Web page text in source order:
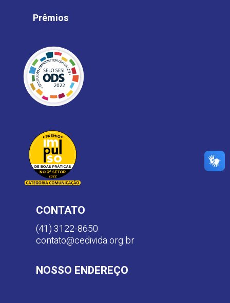
Prêmios
CONTATO
(41) 3122-8650
contato@cedivida.org.br
NOSSO ENDEREÇO